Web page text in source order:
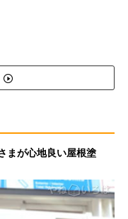
まが心地良い屋根塗